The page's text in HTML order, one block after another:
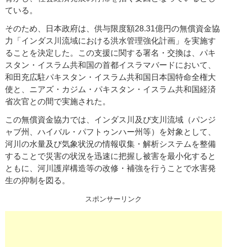
ている。
そのため、日本政府は、供与限度額28.31億円の無償資金協
力「インダス川流域における洪水管理強化計画」を実施す
ることを決定した。この支援に関する署名・交換は、パキ
スタン・イスラム共和国の首都イスラマバードにおいて、
和田充広駐パキスタン・イスラム共和国日本国特命全権大
使と、ニアズ・カジム・パキスタン・イスラム共和国経済
省次官との間で実施された。
この無償資金協力では、インダス川及び支川流域（パンジ
ャブ州、ハイバル・パフトゥンハー州等）を対象として、
河川の水量及び気象状況の情報収集・解析システムを整備
することで災害の状況を迅速に把握し被害を最小化すると
ともに、河川護岸構造等の改修・補強を行うことで水害発
生の抑制を図る。
スポンサーリンク